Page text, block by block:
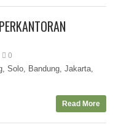
0
Solo, Bandung, Jakarta,
Read More